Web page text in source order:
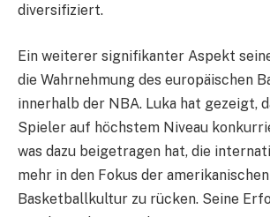
diversifiziert.
Ein weiterer signifikanter Aspekt
die Wahrnehmung des europäischen
innerhalb der NBA. Luka hat gezeigt,
Spieler auf höchstem Niveau
was dazu beigetragen hat, die
mehr in den Fokus der amerikanischen
Basketballkultur zu rücken. Seine